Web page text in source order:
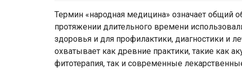
Термин «народная медицина» означает общий
протяжении длительного времени
здоровья и для профилактики, диагностики и
охватывает как древние практики, такие как
фитотерапия, так и современные